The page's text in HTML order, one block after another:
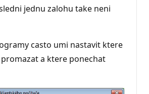
jednu zalohu take neni
casto umi nastavit ktere
a ktere ponechat